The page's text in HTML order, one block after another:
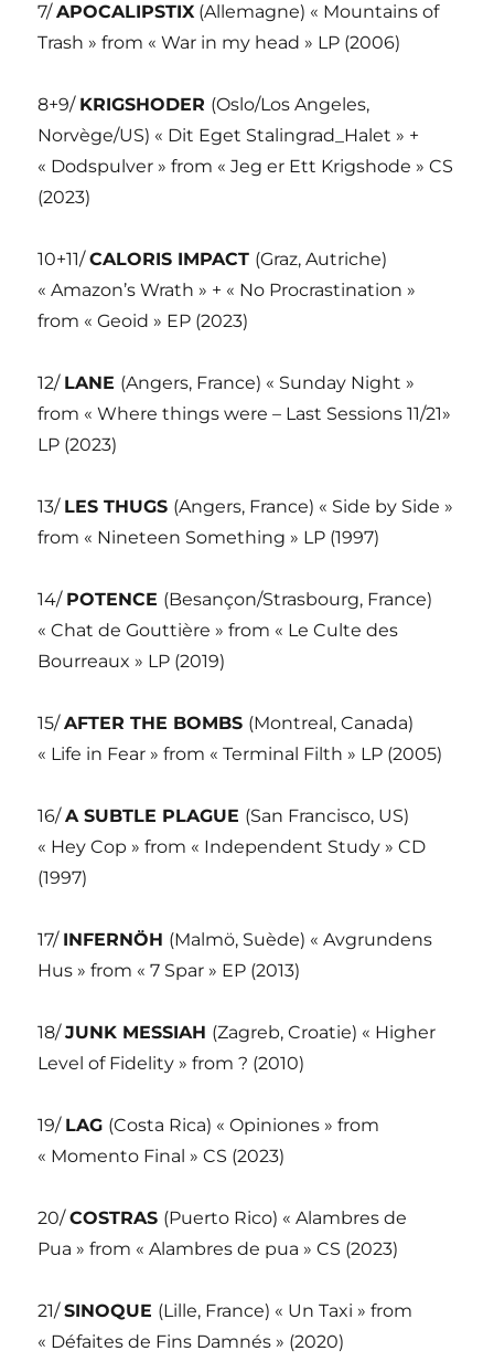
7/APOCALIPSTIX (Allemagne) « Mountains of
Trash » from « War in my head » LP (2006)
8+9/ KRIGSHODER (Oslo/Los Angeles,
Norvège/US) « Dit Eget Stalingrad_Halet » +
« Dodspulver » from « Jeg er Ett Krigshode » CS
(2023)
10+11/CALORIS IMPACT (Graz, Autriche)
« Amazon’s Wrath » + « No Procrastination »
from « Geoid » EP (2023)
12/ LANE (Angers, France) « Sunday Night »
from « Where things were – Last Sessions 11/21»
LP (2023)
13/ LES THUGS (Angers, France) « Side by Side »
from « Nineteen Something » LP (1997)
14/ POTENCE (Besançon/Strasbourg, France)
« Chat de Gouttière » from « Le Culte des
Bourreaux » LP (2019)
15/AFTER THE BOMBS (Montreal, Canada)
« Life in Fear » from « Terminal Filth » LP (2005)
16/A SUBTLE PLAGUE (San Francisco, US)
« Hey Cop » from « Independent Study » CD
(1997)
17/ INFERNÖH (Malmö, Suède) « Avgrundens
Hus » from « 7 Spar » EP (2013)
18/JUNK MESSIAH (Zagreb, Croatie) « Higher
Level of Fidelity » from ? (2010)
19/ LAG (Costa Rica) « Opiniones » from
« Momento Final » CS (2023)
20/COSTRAS (Puerto Rico) « Alambres de
Pua » from « Alambres de pua » CS (2023)
21/SINOQUE (Lille, France) « Un Taxi » from
« Défaites de Fins Damnés » (2020)